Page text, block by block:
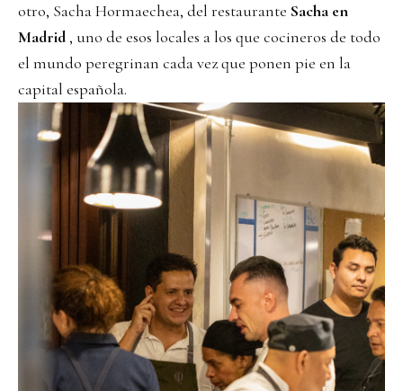
otro, Sacha Hormaechea, del restaurante Sacha en
Madrid , uno de esos locales a los que cocineros de todo
el mundo peregrinan cada vez que ponen pie en la
capital española.